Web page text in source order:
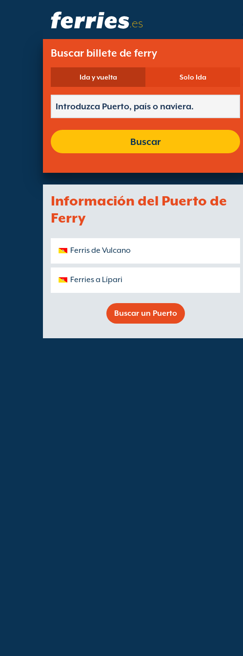
.es
Buscar billete de ferry
Ida y vuelta Solo Ida
Buscar
Información del Puerto de
Ferry
Ferris de Vulcano
Ferries a Lípari
Buscar un Puerto